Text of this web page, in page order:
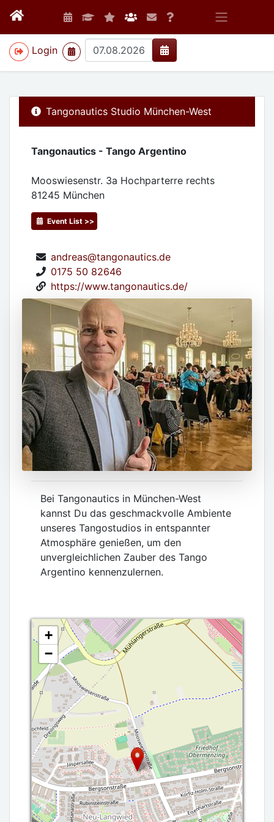
Login
>
Tangonautics Studio München-West
Tangonautics - Tango Argentino
Mooswiesenstr. 3a Hochparterre rechts
81245 München
Event List >>
andreas@tangonautics.de
0175 50 82646
https://www.tangonautics.de/
Bei Tangonautics in München-West
kannst Du das geschmackvolle Ambiente
unseres Tangostudios in entspannter
Atmosphäre genießen, um den
unvergleichlichen Zauber des Tango
Argentino kennenzulernen.
+
−